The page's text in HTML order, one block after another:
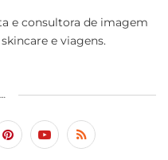
e consultora de imagem
e viagens.